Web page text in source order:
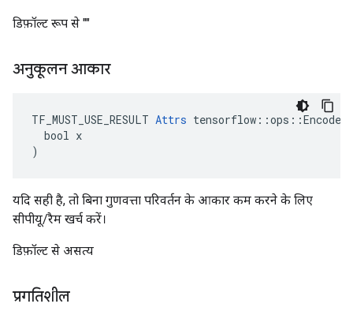
डिफ़ॉल्ट रूप से ""
अनुकूलन आकार
TF_MUST_USE_RESULT Attrs
  bool x
)
यदि सही है, तो बिना गुणवत्ता परिवर्तन के आकार कम करने के लिए
सीपीयू/रैम खर्च करें।
डिफ़ॉल्ट से असत्य
प्रगतिशील